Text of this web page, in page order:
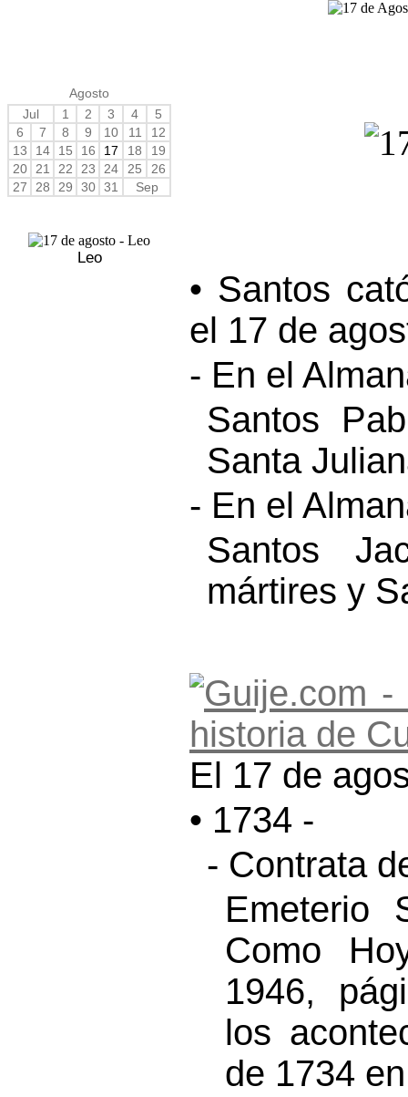
Agosto
Jul
1 2 3 4
5
6
7 8 9 10 11
12
13
14 15 16 17 18
19
20
21 22 23 24 25
26
27
28 29 30 31 Sep
Leo
• Santos
el 17 de
- En el
Santos
Santa
- En el
Santos
mártires y
El 17 de
• 1734 -
- Contrata
Emeterio
Como
1946,
los
de 1734